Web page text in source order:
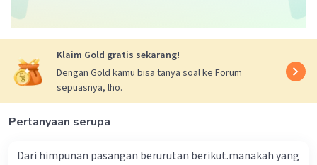
Klaim Gold gratis sekarang!
Dengan Gold kamu bisa tanya soal ke Forum
sepuasnya, lho.
Pertanyaan serupa
Dari himpunan pasangan berurutan berikut.manakah yang